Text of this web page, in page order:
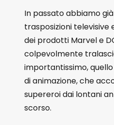
In passato abbiamo
trasposizioni
dei prodotti Marvel e
colpevolmente
importantissimo,
di animazione, che
supereroi dai lontani
scorso.